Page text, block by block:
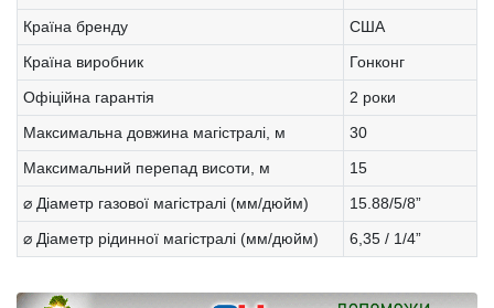
Країна бренду
США
Країна виробник
Гонконг
Офіційна гарантія
2 роки
Максимальна довжина магістралі, м
30
Максимальний перепад висоти, м
15
⌀ Діаметр газової магістралі (мм/дюйм)
15.88/5/8”
⌀ Діаметр рідинної магістралі (мм/дюйм)
6,35 / 1/4”